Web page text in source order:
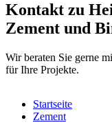
Kontakt zu
Zement und
Wir beraten Sie gerne
für Ihre Projekte.
Startseite
Zement